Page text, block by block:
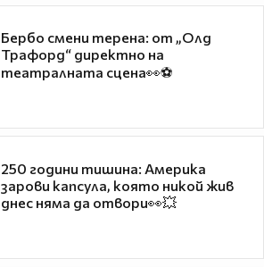
Бербо смени терена: от „Олд
Трафорд“ директно на
театралната сцена👀⚽
250 години тишина: Америка
зарови капсула, която никой жив
днес няма да отвори👀💥